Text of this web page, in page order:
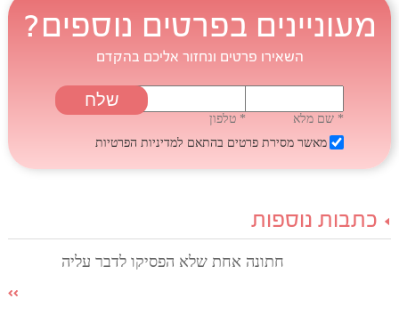
מעוניינים בפרטים נוספים?
השאירו פרטים ונחזור אליכם בהקדם
* שם מלא
* טלפון
מאשר מסירת פרטים בהתאם למדיניות הפרטיות
כתבות נוספות
חתונה אחת שלא הפסיקו לדבר עליה